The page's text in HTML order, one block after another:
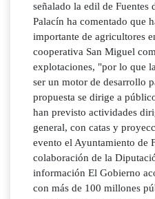
señalado la edil de Fuentes
Palacín ha comentado que
importante de agricultores
cooperativa San Miguel
explotaciones, "por lo que
ser un motor de desarrollo
propuesta se dirige a
han previsto actividades
general, con catas y
evento el Ayuntamiento de
colaboración de la
información El Gobierno
con más de 100 millones